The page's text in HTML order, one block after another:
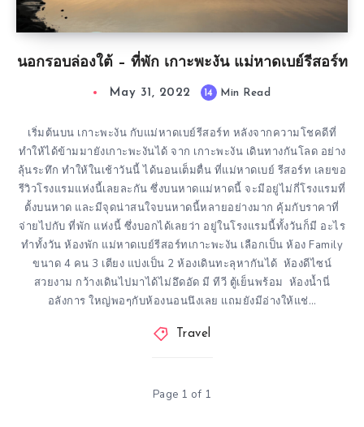
นอกรอบล่องใต้ – ที่พัก เกาะพะงัน แม่หาดเบย์รีสอร์ท
May 31, 2022 14 Min Read
เริ่มต้นบน เกาะพะงัน กับแม่หาดเบย์รีสอร์ท หลังจากความโชคดีที่
ทำให้ได้ข้ามมายังเกาะพะงันได้ จาก เกาะพะงัน เดินทางกันโลด อย่าง
ลุ้นระทึก ทำให้ในเช้าวันนี้ ได้นอนเต็มตื่น ที่แม่หาดเบย์ รีสอร์ท เลยขอ
รีวิวโรงแรมแห่งนี้เลยละกัน ซึ่งบนหาดแม่หาดนี้ จะมีอยู่ไม่กี่โรงแรมที่
ตั้งบนหาด และมีจุดน่าสนใจบนหาดนี้หลายอย่างมาก คุ้มกับราคาที่
จ่ายไปกับ ที่พัก แห่งนี้ ซึ่งบอกได้เลยว่า อยู่ในโรงแรมนี้ทั้งวันก็มี อะไร
ทำทั้งวัน ห้องพัก แม่หาดเบย์รีสอร์ทเกาะพะงัน เลือกเป็น ห้อง Family
ขนาด 4 คน 3 เตียง แบ่งเป็น 2 ห้องเดินทะลุหากันได้ ห้องดีไซน์
สวยงาม กว้างเดินไปมาได้ไม่อึดอัด มี ทีวี ตู้เย็นพร้อม ห้องน้ำนี่
อลังการ ใหญ่พอๆกับห้องนอนนึงเลย แถมยังมีอ่างให้แช่…
Travel
Page 1 of 1